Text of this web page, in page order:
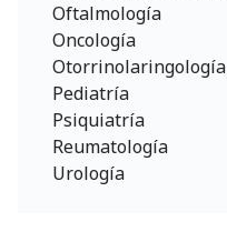
Oftalmología
Oncología
Otorrinolaringología
Pediatría
Psiquiatría
Reumatología
Urología